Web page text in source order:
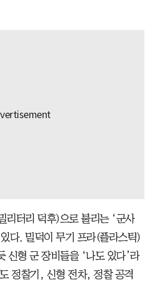
리터리 덕후)으로 불리는 ‘군사
다. 밀덕이 무기 프라(플라스틱)
신형 군 장비들을 ‘나도 있다’라
정찰기, 신형 전차, 정찰 공격